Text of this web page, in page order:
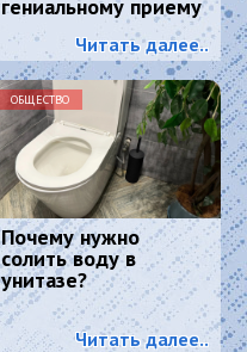
гениальному приему
- просто и дешево
Читать далее..
ОБЩЕСТВО
Почему нужно
солить воду в
унитазе?
Читать далее..